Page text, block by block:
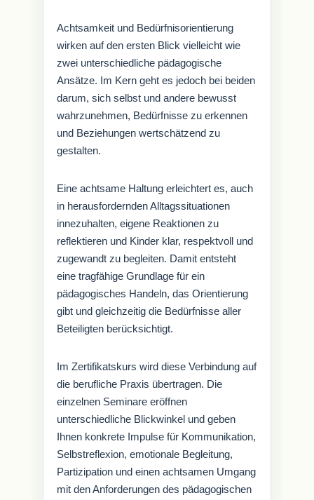
Achtsamkeit und Bedürfnisorientierung
wirken auf den ersten Blick vielleicht wie
zwei unterschiedliche pädagogische
Ansätze. Im Kern geht es jedoch bei beiden
darum, sich selbst und andere bewusst
wahrzunehmen, Bedürfnisse zu erkennen
und Beziehungen wertschätzend zu
gestalten.
Eine achtsame Haltung erleichtert es, auch
in herausfordernden Alltagssituationen
innezuhalten, eigene Reaktionen zu
reflektieren und Kinder klar, respektvoll und
zugewandt zu begleiten. Damit entsteht
eine tragfähige Grundlage für ein
pädagogisches Handeln, das Orientierung
gibt und gleichzeitig die Bedürfnisse aller
Beteiligten berücksichtigt.
Im Zertifikatskurs wird diese Verbindung auf
die berufliche Praxis übertragen. Die
einzelnen Seminare eröffnen
unterschiedliche Blickwinkel und geben
Ihnen konkrete Impulse für Kommunikation,
Selbstreflexion, emotionale Begleitung,
Partizipation und einen achtsamen Umgang
mit den Anforderungen des pädagogischen